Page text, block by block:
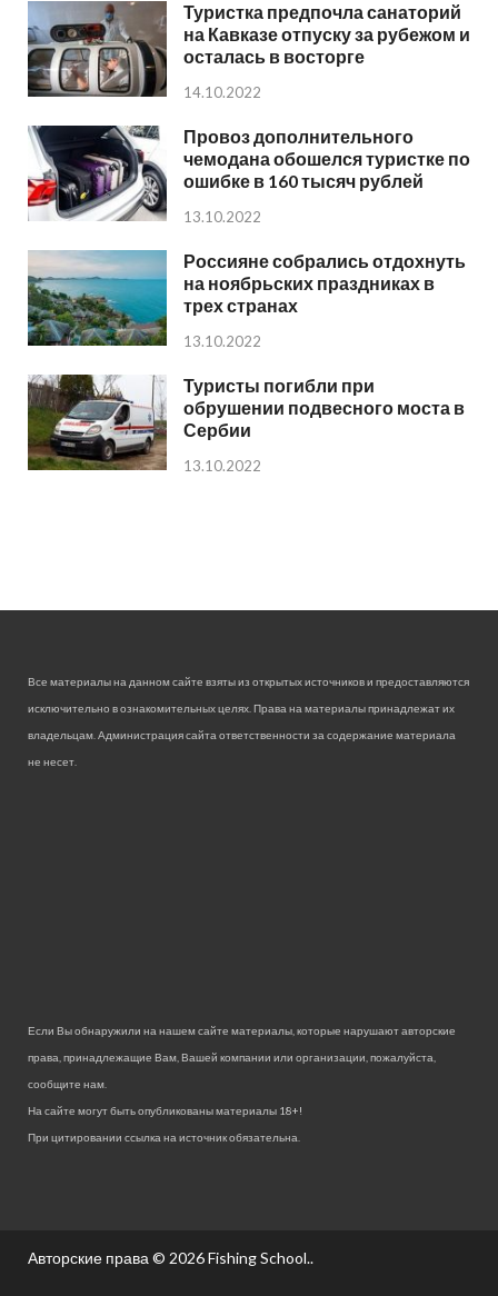
Туристка предпочла санаторий
на Кавказе отпуску за рубежом и
осталась в восторге
14.10.2022
Провоз дополнительного
чемодана обошелся туристке по
ошибке в 160 тысяч рублей
13.10.2022
Россияне собрались отдохнуть
на ноябрьских праздниках в
трех странах
13.10.2022
Туристы погибли при
обрушении подвесного моста в
Сербии
13.10.2022
Все материалы на данном сайте взяты из открытых источников и предоставляются
исключительно в ознакомительных целях. Права на материалы принадлежат их
владельцам. Администрация сайта ответственности за содержание материала
не несет.
Если Вы обнаружили на нашем сайте материалы, которые нарушают авторские
права, принадлежащие Вам, Вашей компании или организации, пожалуйста,
сообщите нам.
На сайте могут быть опубликованы материалы 18+!
При цитировании ссылка на источник обязательна.
Авторские права © 2026Fishing School..